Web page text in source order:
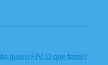
quero FIV. O que fazer?